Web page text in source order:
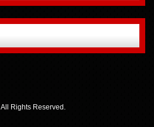
All Rights Reserved.